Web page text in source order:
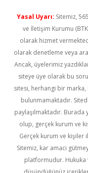
Yasal Uyarı: Sitemiz,
ve İletişim Kurumu
olarak hizmet
olarak denetleme veya
Ancak, üyelerimiz
siteye üye olarak bu
sitesi, herhangi bir marka,
bulunmamaktadır.
paylaşılmaktadır.
olup, gerçek kurum ve
Gerçek kurum ve
Sitemiz, kar amacı
platformudur. Hukuka